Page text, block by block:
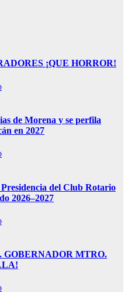
¡QUE HORROR!
de Morena y se perfila
en 2027
del Club Rotario
2026–2027
GOBERNADOR MTRO.